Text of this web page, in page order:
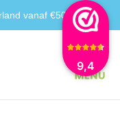
9,4
vanaf €50